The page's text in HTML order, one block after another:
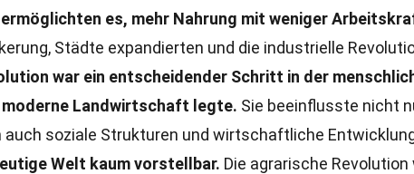
es, mehr Nahrung mit weniger
Städte expandierten und die industrielle
war ein entscheidender Schritt in der
Landwirtschaft legte. Sie beeinflusste nicht
soziale Strukturen und wirtschaftliche
Welt kaum vorstellbar. Die agrarische Revolution